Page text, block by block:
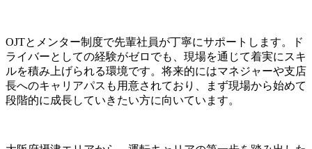
OJTとメンター制度で先輩社員が丁寧にサポートします。ド
ライバーとしての経験がゼロでも、現場を通じて着実にスキ
ルを積み上げられる環境です。将来的にはマネジャーや支店
長へのキャリアパスも用意されており、まず現場から始めて
段階的に成長していきたい方に向いています。